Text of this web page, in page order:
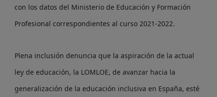
con los datos del Ministerio de Educación y Formación
Profesional correspondientes al curso 2021-2022.
Plena inclusión denuncia que la aspiración de la actual
ley de educación, la LOMLOE, de avanzar hacia la
generalización de la educación inclusiva en España, esté